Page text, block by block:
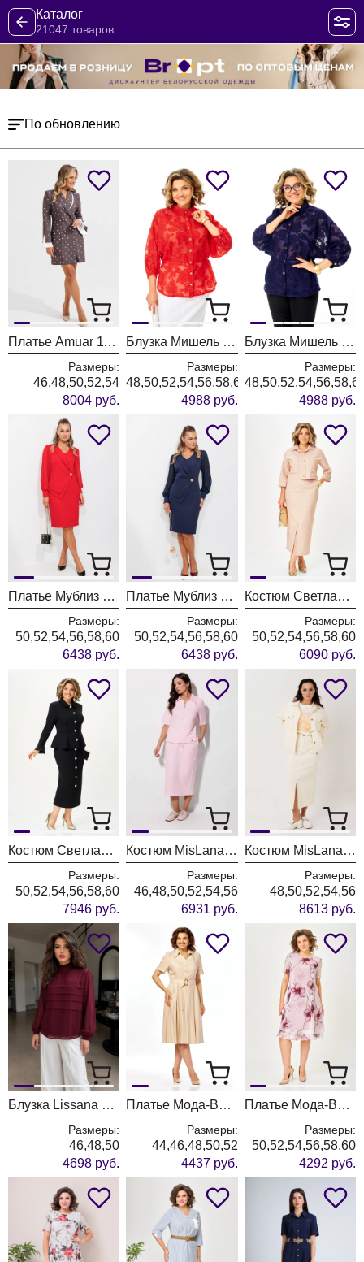
Каталог
21047 товаров
По обновлению
Платье Amuar 1136
Размеры:
46,48,50,52,54
8004 руб.
Блузка Мишель Шик 802 красный
Размеры:
48,50,52,54,56,58,60,62
4988 руб.
Блузка Мишель Шик 802 синий
Размеры:
4988 руб.
Платье Мублиз 342 красный
Размеры:
50,52,54,56,58,60
6438 руб.
Платье Мублиз 342 синий
Размеры:
50,52,54,56,58,60
6438 руб.
Костюм Светлана-Стиль 2381 бежевый джинс
Размеры:
50,52,54,56,58,60
6090 руб.
Костюм Светлана-Стиль 2376 черный
Размеры:
50,52,54,56,58,60
7946 руб.
Костюм MisLana 1316 розовый
Размеры:
46,48,50,52,54,56
6931 руб.
Костюм MisLana 1245к молочный + сливочный
Размеры:
48,50,52,54,56
8613 руб.
Блузка Lissana 5058 бургунди
Размеры:
46,48,50
4698 руб.
Платье Мода-Версаль 2662 сливочный
Размеры:
44,46,48,50,52
4437 руб.
Платье Мода-Версаль 2383/пудра
Размеры:
50,52,54,56,58,60
4292 руб.